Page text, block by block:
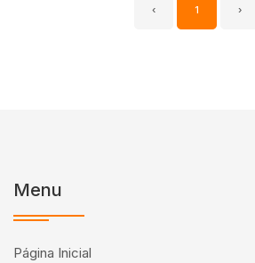
‹ 1 ›
Menu
Página Inicial